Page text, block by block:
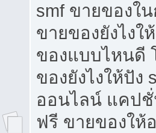
smf ขายของใ
ขายของยังไง
ของแบบไหนดี
ของยังไงให้ปั
ออนไลน์ แคป
ฟรี ขายของให้